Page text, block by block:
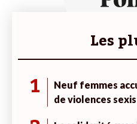
Les
1
Neuf femmes
de violences